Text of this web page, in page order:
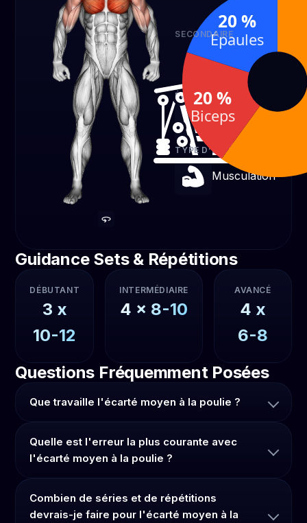
60 %
SECONDAIRE
Biceps
20 %
20
ÉQUIPEMENT
Poulie
TYPE D’EXERCICE
Musculation
20 %
Biceps
20 %
Épaules
Guidance Sets & Répétitions
DÉBUTANT
3 x
10-12
INTERMÉDIAIRE
4 x 8-10
AVANCÉ
4 x
6-8
Questions Fréquemment Posées
Que travaille l'écarté moyen à la poulie ?
Quelle est l'erreur la plus courante avec
l'écarté moyen à la poulie ?
Combien de séries et de répétitions
devrais-je faire pour l'écarté moyen à la